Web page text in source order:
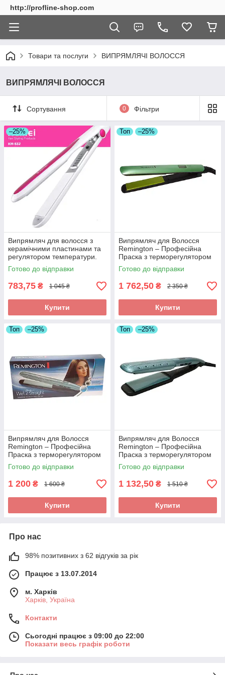
http://profline-shop.com
Товари та послуги ВИПРЯМЛЯЧІ ВОЛОССЯ
ВИПРЯМЛЯЧІ ВОЛОССЯ
Сортування 0 Фільтри
–25%
Випрямляч для волосся з
керамічними пластинами та
регулятором температури.
Арт КМ532
Готово до відправки
783,75 ₴ 1 045 ₴
Купити
Топ –25%
Випрямляч для Волосся
Remington – Професійна
Праска з терморегулятором
та керамічними пластинами.
Арт S9960
Готово до відправки
1 762,50 ₴ 2 350 ₴
Купити
Топ –25%
Випрямляч для Волосся
Remington – Професійна
Праска з терморегулятором
та керамічними пластинами.
Арт S7300
Готово до відправки
1 200 ₴ 1 600 ₴
Купити
Топ –25%
Випрямляч для Волосся
Remington – Професійна
Праска з терморегулятором
та керамічними пластинами.
Арт S7600H
Готово до відправки
1 132,50 ₴ 1 510 ₴
Купити
Про нас
98% позитивних з 62 відгуків за рік
Працює з 13.07.2014
м. Харків
Харків, Україна
Контакти
Сьогодні працює з 09:00 до 22:00
Показати весь графік роботи